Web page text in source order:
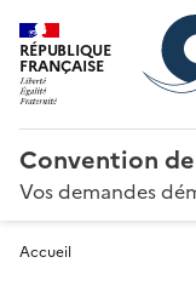
RÉPUBLIQUE
FRANÇAISE
Convention
Vos demandes
Accueil